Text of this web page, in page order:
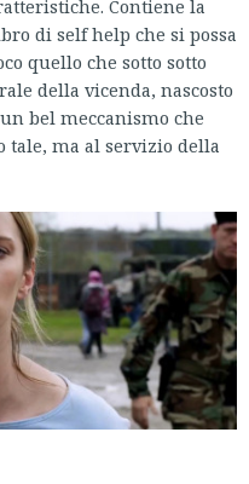
Contiene la
di self help che si possa
quello che sotto sotto
della vicenda, nascosto
bel meccanismo che
tale, ma al servizio della